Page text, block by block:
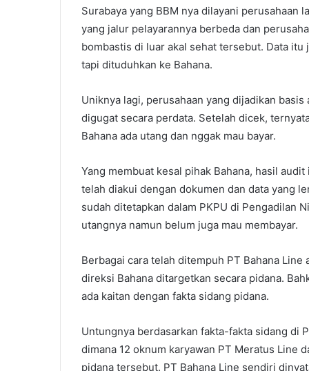
Surabaya yang BBM nya dilayani perusahaan
yang jalur pelayarannya berbeda dan
bombastis di luar akal sehat tersebut. Data
tapi dituduhkan ke Bahana.
Uniknya lagi, perusahaan yang dijadikan
digugat secara perdata. Setelah dicek,
Bahana ada utang dan nggak mau bayar.
Yang membuat kesal pihak Bahana, hasil
telah diakui dengan dokumen dan data yang
sudah ditetapkan dalam PKPU di Pengadilan
utangnya namun belum juga mau membayar.
Berbagai cara telah ditempuh PT Bahana
direksi Bahana ditargetkan secara pidana.
ada kaitan dengan fakta sidang pidana.
Untungnya berdasarkan fakta-fakta sidang di
dimana 12 oknum karyawan PT Meratus Line
pidana tersebut. PT Bahana Line sendiri